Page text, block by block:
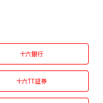
十六銀行
十六TT証券